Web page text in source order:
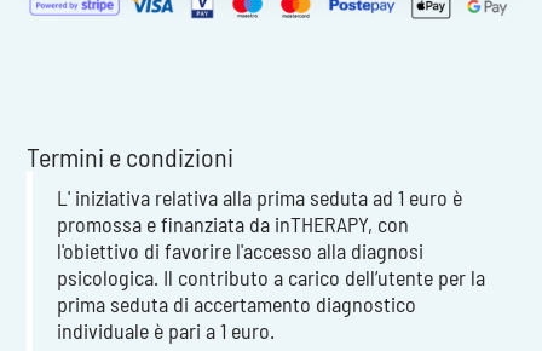
Termini e condizioni
L' iniziativa relativa alla prima seduta ad 1 euro è
promossa e finanziata da inTHERAPY, con
l'obiettivo di favorire l'accesso alla diagnosi
psicologica. Il contributo a carico dell’utente per la
prima seduta di accertamento diagnostico
individuale è pari a 1 euro.